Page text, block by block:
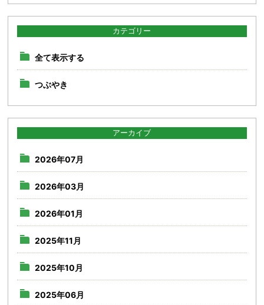
カテゴリー
全て表示する
つぶやき
アーカイブ
2026年07月
2026年03月
2026年01月
2025年11月
2025年10月
2025年06月